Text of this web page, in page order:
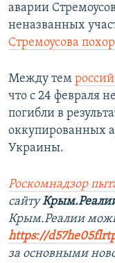
аварии
неназванных
Стремоусова
Между тем
что с 24 февраля
погибли в
оккупированных
Украины.
Роскомнадзор
сайту
Крым.Реалии
https://
за основными